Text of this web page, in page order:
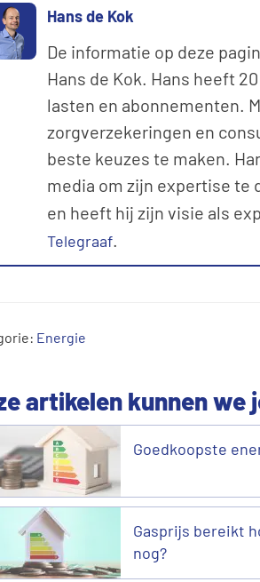
Hans de Kok
De informatie op deze
Hans de Kok. Hans heeft
lasten en abonnementen.
zorgverzekeringen en
beste keuzes te maken.
media om zijn expertise te
en heeft hij zijn visie als
Telegraaf.
Energie
artikelen kunnen we
Goedkoopste
Gasprijs bereikt
nog?